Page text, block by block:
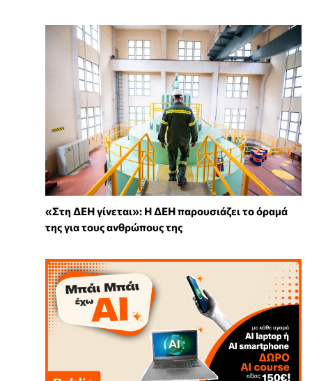
«Στη ΔΕΗ γίνεται»: Η ΔΕΗ παρουσιάζει το όραμά
της για τους ανθρώπους της